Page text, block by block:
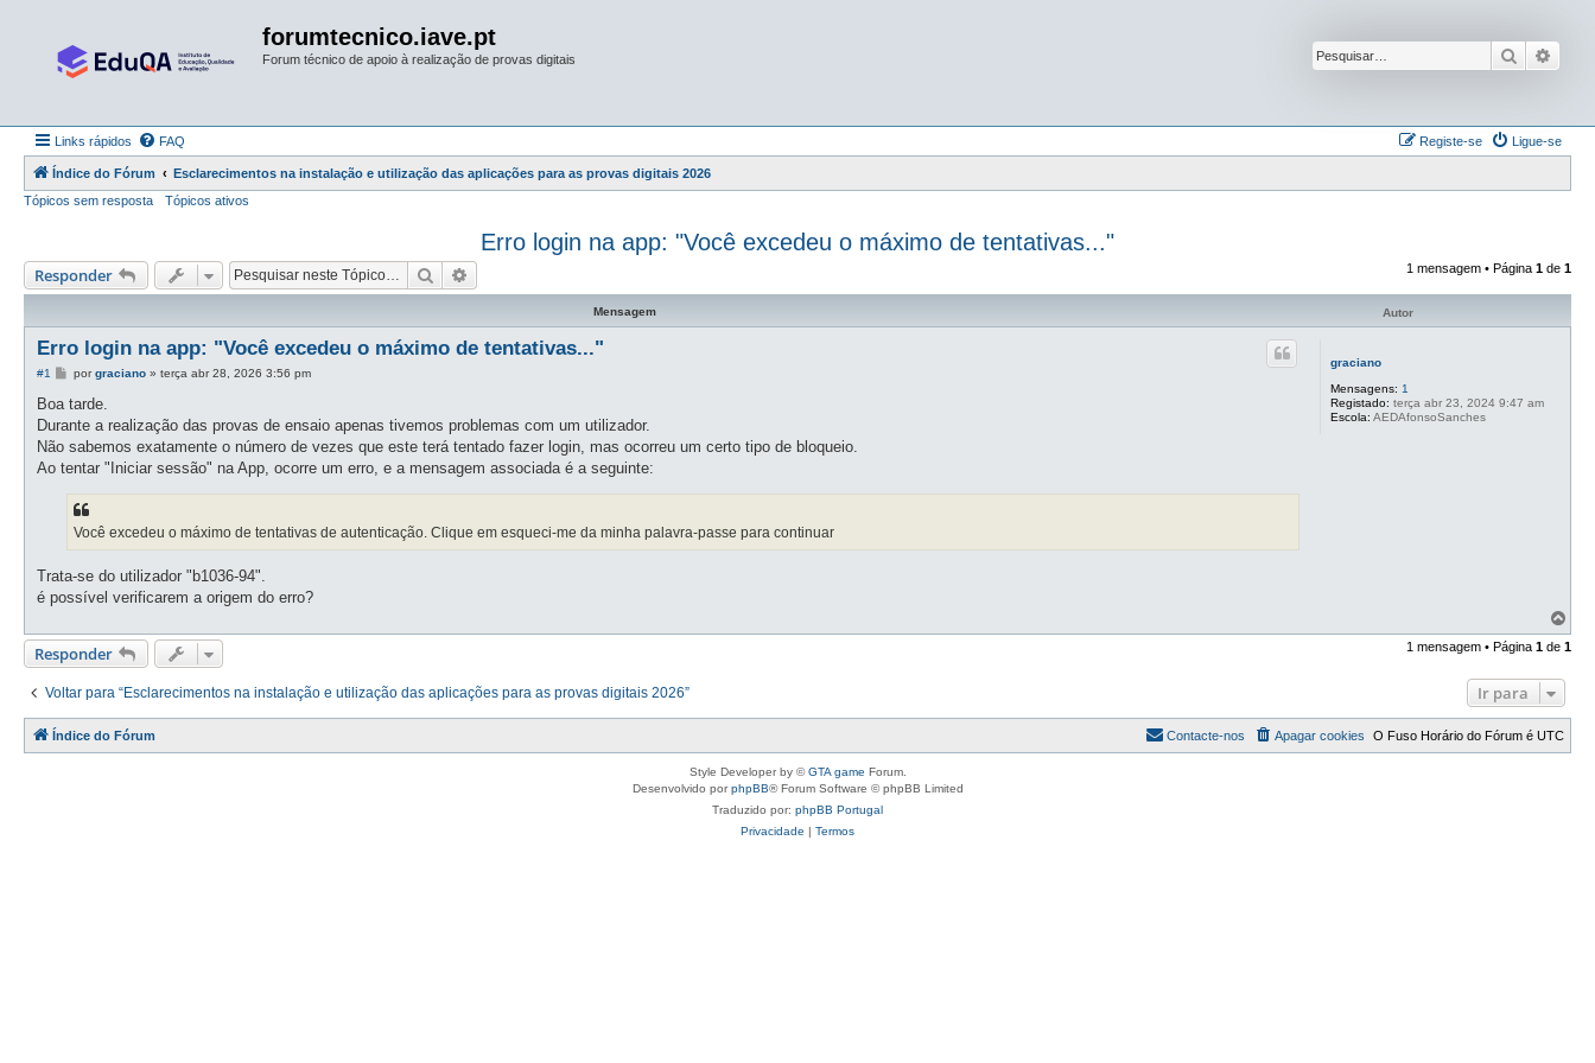
forumtecnico.iave.pt
Forum técnico de apoio à realização de provas digitais Pesquisar
Links rápidos FAQ Ligue-se
Registe-se
Índice do Fórum
Esclarecimentos na instalação e utilização das aplicações para as provas digitais 2026
Tópicos sem resposta
Tópicos ativos
Erro login na app: "Você excedeu o máximo de tentativas..."
Responder Pesquisar 1 mensagem • Página 1 de 1
Mensagem Autor
graciano
Mensagens: 1
Registado: terça abr 23, 2024 9:47 am
Escola: AEDAfonsoSanches
Erro login na app: "Você excedeu o máximo de tentativas..."
#1
M
n
a
g
m
porgraciano» terça abr 28, 2026 3:56 pm
Boa tarde.
Durante a realização das provas de ensaio apenas tivemos problemas com um utilizador.
Não sabemos exatamente o número de vezes que este terá tentado fazer login, mas ocorreu um certo tipo de bloqueio.
Ao tentar "Iniciar sessão" na App, ocorre um erro, e a mensagem associada é a seguinte:
Você excedeu o máximo de tentativas de autenticação. Clique em esqueci-me da minha palavra-passe para continuar
Trata-se do utilizador "b1036-94".
é possível verificarem a origem do erro?
o
p
Responder 1 mensagem • Página 1 de 1
Voltar para “Esclarecimentos na instalação e utilização das aplicações para as provas digitais 2026” Ir para
Índice do Fórum O Fuso Horário do Fórum é UTC
Apagar cookies
Contacte-nos
Style Developer by ©GTA game Forum.
Desenvolvido porphpBB® Forum Software © phpBB Limited
Traduzido por: phpBB Portugal
Privacidade | Termos